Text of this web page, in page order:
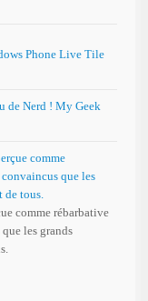
Live Tile
My Geek
comme rébarbative
les grands